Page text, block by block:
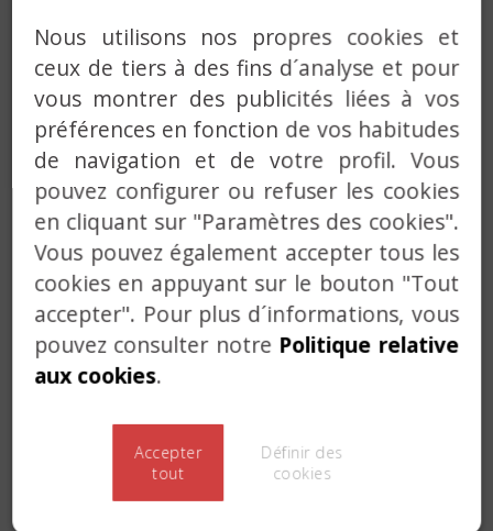
Machine à laver sous vide pour nos cylindres et
cadenas.
Nous utilisons nos propres cookies et
ceux de tiers à des fins d´analyse et pour
vous montrer des publicités liées à vos
préférences en fonction de vos habitudes
de navigation et de votre profil. Vous
pouvez configurer ou refuser les cookies
en cliquant sur "Paramètres des cookies".
Vous pouvez également accepter tous les
cookies en appuyant sur le bouton "Tout
accepter". Pour plus d´informations, vous
pouvez consulter notre Politique relative
aux cookies.
Accepter
tout
Définir des
cookies